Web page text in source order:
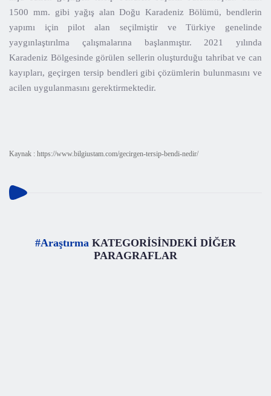
1500 mm. gibi yağış alan Doğu Karadeniz Bölümü, bendlerin
yapımı için pilot alan seçilmiştir ve Türkiye genelinde
yaygınlaştırılma çalışmalarına başlanmıştır. 2021 yılında
Karadeniz Bölgesinde görülen sellerin oluşturduğu tahribat ve can
kayıpları, geçirgen tersip bendleri gibi çözümlerin bulunmasını ve
acilen uygulanmasını gerektirmektedir.
Kaynak : https://www.bilgiustam.com/gecirgen-tersip-bendi-nedir/
#Araştırma KATEGORİSİNDEKİ DİĞER
PARAGRAFLAR